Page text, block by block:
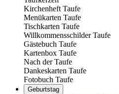
Kirchenheft Taufe
Menükarten Taufe
Tischkarten Taufe
Willkommensschilder Taufe
Gästebuch Taufe
Kartenbox Taufe
Nach der Taufe
Dankeskarten Taufe
Fotobuch Taufe
Geburtstag